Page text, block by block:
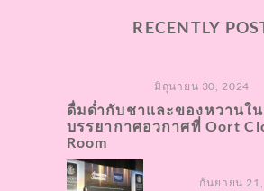
RECENTLY
มิถุนายน 30, 2024
ดื่มด่ำกับชาและของหวานใน
บรรยากาศอวกาศที่ Oort
Room
กันยายน